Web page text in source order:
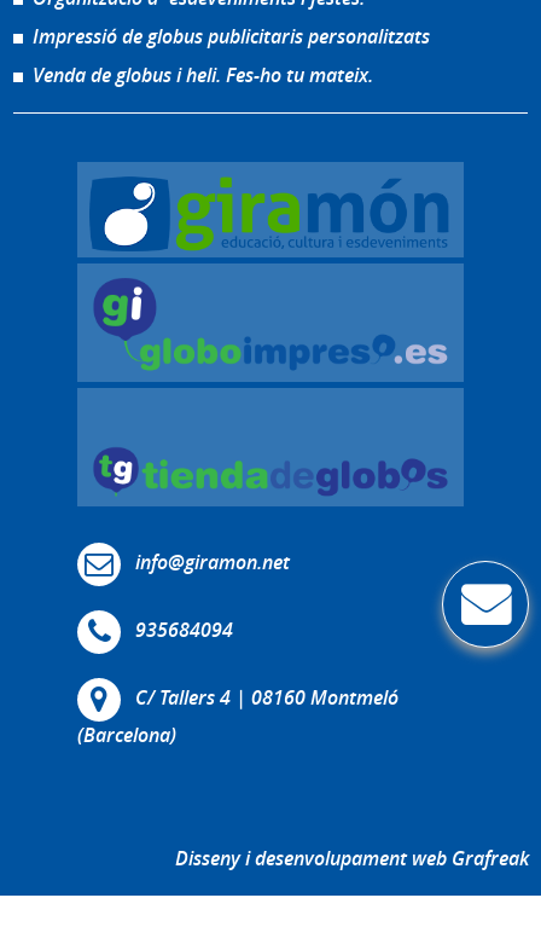
Impressió de globus publicitaris personalitzats
Venda de globus i heli. Fes-ho tu mateix.
info@giramon.net
935684094
C/ Tallers 4 | 08160 Montmeló
(Barcelona)
Disseny i desenvolupament web Grafreak